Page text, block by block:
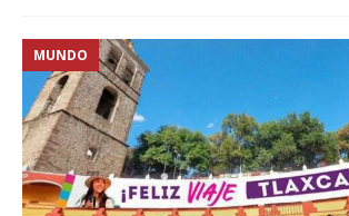
MUNDO